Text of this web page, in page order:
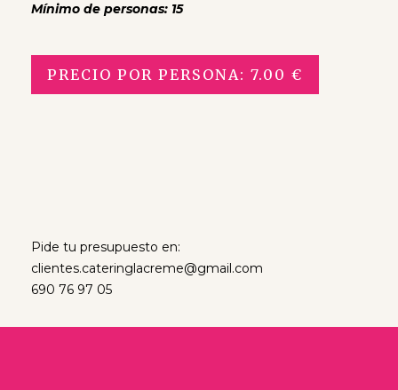
Mínimo de personas: 15
PRECIO POR PERSONA: 7.00 €
Pide tu presupuesto en:
clientes.cateringlacreme@gmail.com
690 76 97 05